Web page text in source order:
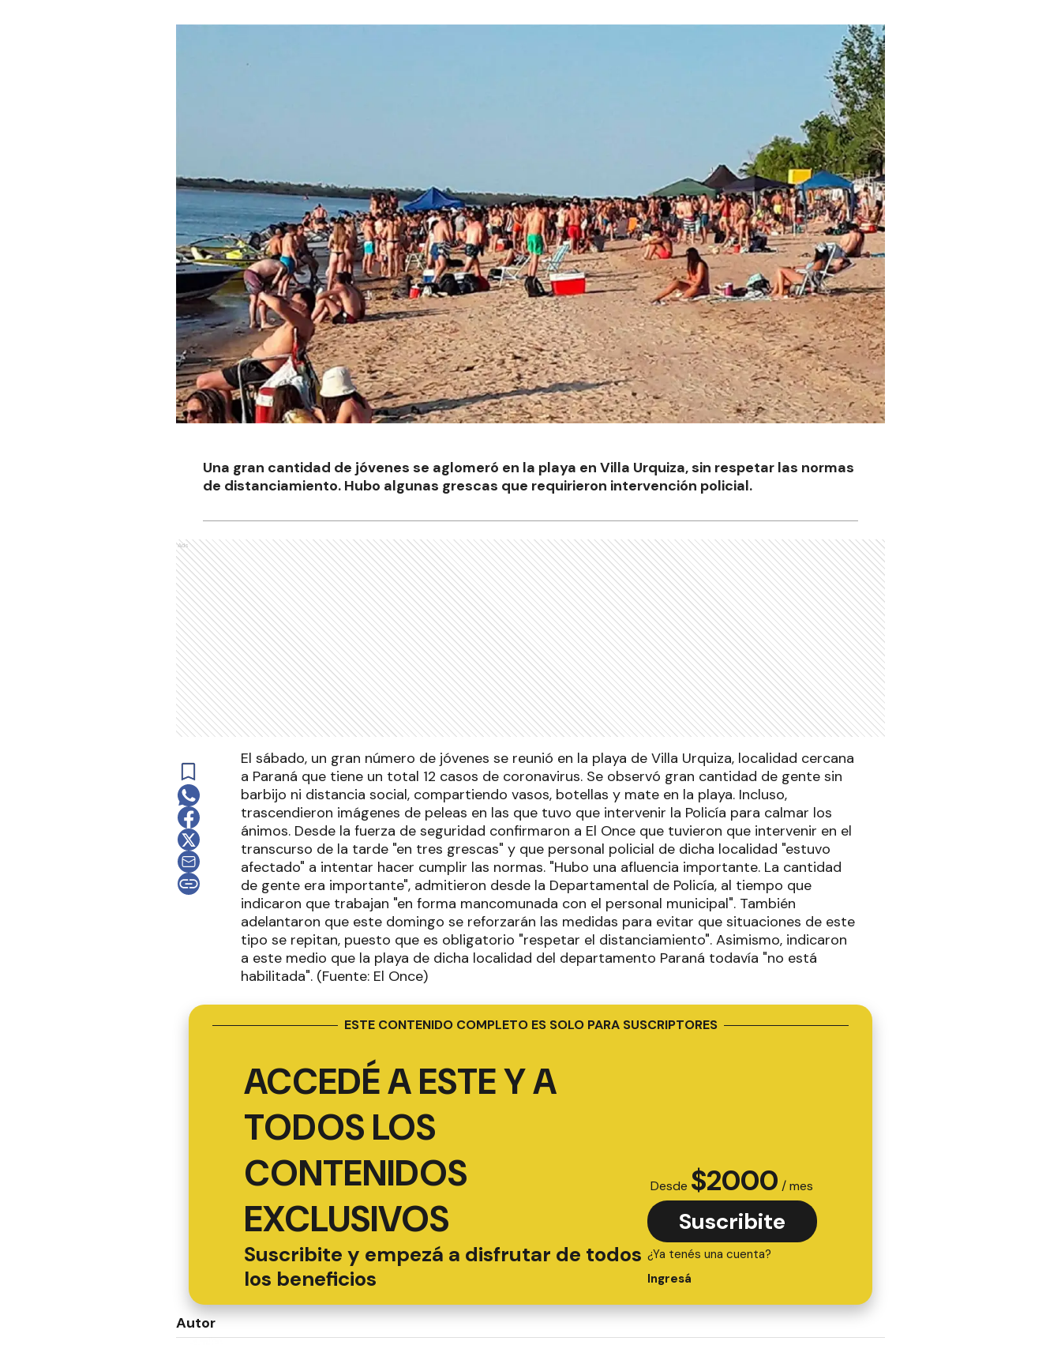
Una gran cantidad de jóvenes se aglomeró en la playa en Villa Urquiza, sin respetar las normas
de distanciamiento. Hubo algunas grescas que requirieron intervención policial.
Ads
El sábado, un gran número de jóvenes se reunió en la playa de Villa Urquiza, localidad cercana
a Paraná que tiene un total 12 casos de coronavirus. Se observó gran cantidad de gente sin
barbijo ni distancia social, compartiendo vasos, botellas y mate en la playa. Incluso,
trascendieron imágenes de peleas en las que tuvo que intervenir la Policía para calmar los
ánimos. Desde la fuerza de seguridad confirmaron a El Once que tuvieron que intervenir en el
transcurso de la tarde "en tres grescas" y que personal policial de dicha localidad "estuvo
afectado" a intentar hacer cumplir las normas. "Hubo una afluencia importante. La cantidad
de gente era importante", admitieron desde la Departamental de Policía, al tiempo que
indicaron que trabajan "en forma mancomunada con el personal municipal". También
adelantaron que este domingo se reforzarán las medidas para evitar que situaciones de este
tipo se repitan, puesto que es obligatorio "respetar el distanciamiento". Asimismo, indicaron
a este medio que la playa de dicha localidad del departamento Paraná todavía "no está
habilitada". (Fuente: El Once)
ESTE CONTENIDO COMPLETO ES SOLO PARA SUSCRIPTORES
ACCEDÉ A ESTE Y A
TODOS LOS
CONTENIDOS
EXCLUSIVOS
Suscribite y empezá a disfrutar de todos
los beneficios
Desde $2000 / mes
Suscribite
¿Ya tenés una cuenta?
Ingresá
Autor